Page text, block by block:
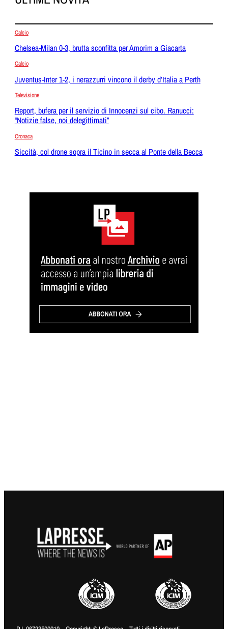
Calcio
Chelsea-Milan 0-3, brutta sconfitta per Amorim a Giacarta
Calcio
Juventus-Inter 1-2, i nerazzurri vincono il derby d’Italia a Perth
Televisione
Report, bufera per il servizio di Innocenzi sul cibo. Ranucci:
“Notizie false, noi delegittimati”
Cronaca
Siccità, col drone sopra il Ticino in secca al Ponte della Becca